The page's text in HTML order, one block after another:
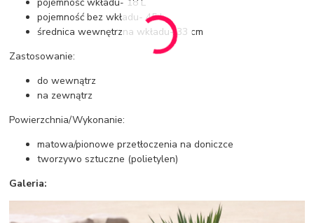
pojemność bez wkładu- 45 L
średnica wewnętrzna wkładu- 33 cm
Zastosowanie:
do wewnątrz
na zewnątrz
Powierzchnia/Wykonanie:
matowa/pionowe przetłoczenia na doniczce
tworzywo sztuczne (polietylen)
Galeria: